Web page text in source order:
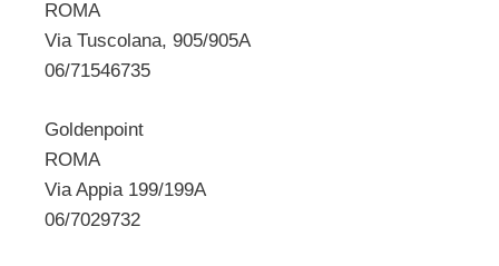
ROMA
Via Tuscolana, 905/905A
06/71546735
Goldenpoint
ROMA
Via Appia 199/199A
06/7029732